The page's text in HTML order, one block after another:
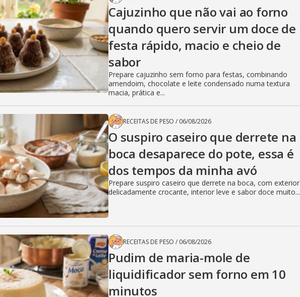
Cajuzinho que não vai ao forno
quando quero servir um doce de
festa rápido, macio e cheio de
sabor
Prepare cajuzinho sem forno para festas, combinando
amendoim, chocolate e leite condensado numa textura
macia, prática e...
RECEITAS DE PESO / 06/08/2026
O suspiro caseiro que derrete na
boca desaparece do pote, essa é
dos tempos da minha avó
Prepare suspiro caseiro que derrete na boca, com exterior
delicadamente crocante, interior leve e sabor doce muito...
RECEITAS DE PESO / 06/08/2026
Pudim de maria-mole de
liquidificador sem forno em 10
minutos